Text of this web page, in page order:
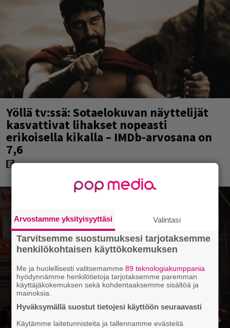
Yöllä tv:ssä: Sotaelokuvan näyttelijät
kasvattivat lihakset nopeasti
erikoisella kikalla – IMDb-arvosana on
7,6
Arvostamme yksityisyyttäsi Valintasi
Tarvitsemme suostumuksesi tarjotaksemme
henkilökohtaisen käyttökokemuksen
Me ja huolellisesti valitsemamme89 teknologiakumppania
hyödynnämme henkilötietoja tarjotaksemme paremman
käyttäjäkokemuksen sekä kohdentaaksemme sisältöä ja
mainoksia.
Hyväksymällä suostut tietojesi käyttöön seuraavasti
Käytämme laitetunnisteita ja tallennamme evästeitä